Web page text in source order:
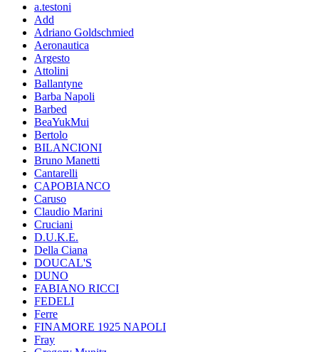
a.testoni
Add
Adriano Goldschmied
Aeronautica
Argesto
Attolini
Ballantyne
Barba Napoli
Barbed
BeaYukMui
Bertolo
BILANCIONI
Bruno Manetti
Cantarelli
CAPOBIANCO
Caruso
Claudio Marini
Cruciani
D.U.K.E.
Della Ciana
DOUCAL'S
DUNO
FABIANO RICCI
FEDELI
Ferre
FINAMORE 1925 NAPOLI
Fray